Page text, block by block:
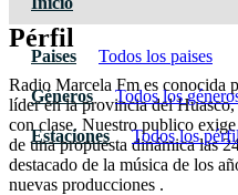
Paises Todos los paises
Géneros Todos los
Estaciones Todos los
Pérfil
Radio Marcela Fm es conocida
líder en la provincia del
con clase. Nuestro publico
de una propuesta dinámica las
destacado de la música de los
nuevas producciones .